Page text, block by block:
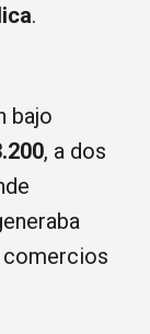
.
bajo
, a dos
comercios